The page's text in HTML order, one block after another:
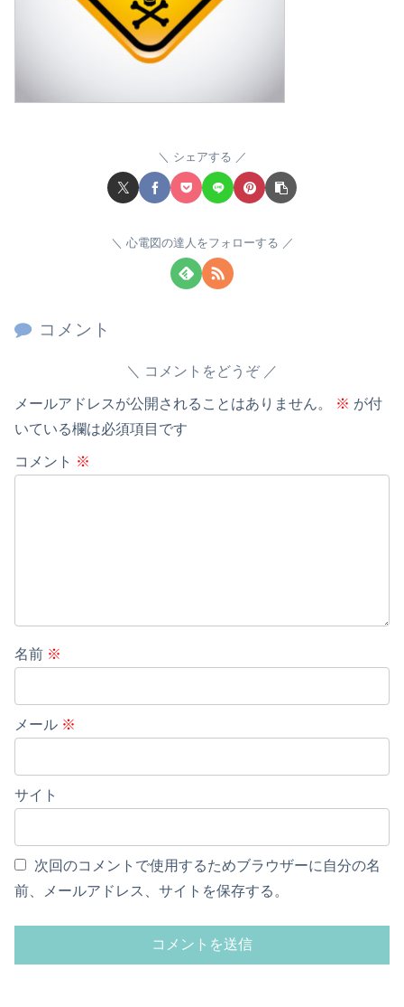
シェアする
心電図の達人をフォローする
コメント
コメントをどうぞ
メールアドレスが公開されることはありません。 ※ が付
いている欄は必須項目です
コメント ※
名前 ※
メール ※
サイト
次回のコメントで使用するためブラウザーに自分の名
前、メールアドレス、サイトを保存する。